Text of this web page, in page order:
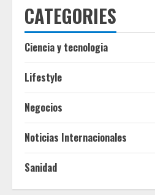
CATEGORIES
Ciencia y tecnologia
Lifestyle
Negocios
Noticias Internacionales
Sanidad